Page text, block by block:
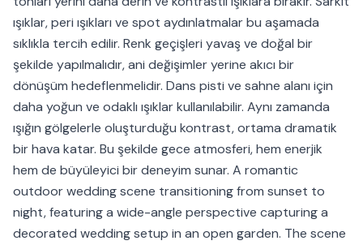
ışıklar, peri ışıkları ve spot aydınlatmalar bu aşamada
sıklıkla tercih edilir. Renk geçişleri yavaş ve doğal bir
şekilde yapılmalıdır, ani değişimler yerine akıcı bir
dönüşüm hedeflenmelidir. Dans pisti ve sahne alanı için
daha yoğun ve odaklı ışıklar kullanılabilir. Aynı zamanda
ışığın gölgelerle oluşturduğu kontrast, ortama dramatik
bir hava katar. Bu şekilde gece atmosferi, hem enerjik
hem de büyüleyici bir deneyim sunar. A romantic
outdoor wedding scene transitioning from sunset to
night, featuring a wide-angle perspective capturing a
decorated wedding setup in an open garden. The scene